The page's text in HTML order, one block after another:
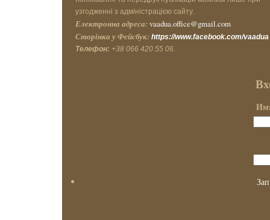
узгодженні з адміністрацією сайту.
Електронна адреса: vaadua.office@gmail.com
Сторінка у Фейсбук: https://www.facebook.com/vaadua
Телефон: +38 066 420 55 06.